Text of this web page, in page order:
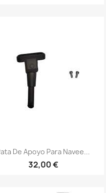
De Apoyo Para Navee...
32,00 €